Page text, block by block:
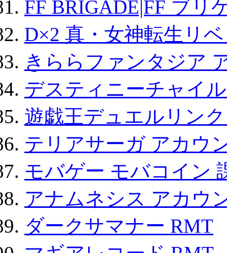
FF BRIGADE|FF ブリ
D×2 真・女神転生リ
きららファンタジア
デスティニーチャイ
遊戯王デュエルリン
テリアサーガ アカウ
モバゲー モバコイン
アナムネシス アカウ
ダークサマナー RMT